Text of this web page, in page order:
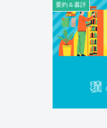
要約＆書評